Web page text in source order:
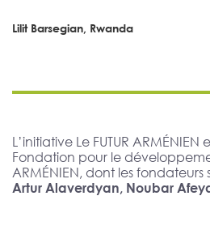
Lilit Barsegian, Rwanda
L’initiative Le FUTUR
Fondation pour le
ARMÉNIEN, dont les fondateurs
Artur Alaverdyan, Noubar